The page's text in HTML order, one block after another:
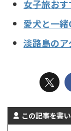
女子旅お
愛犬と一
淡路島のア
この記事を書